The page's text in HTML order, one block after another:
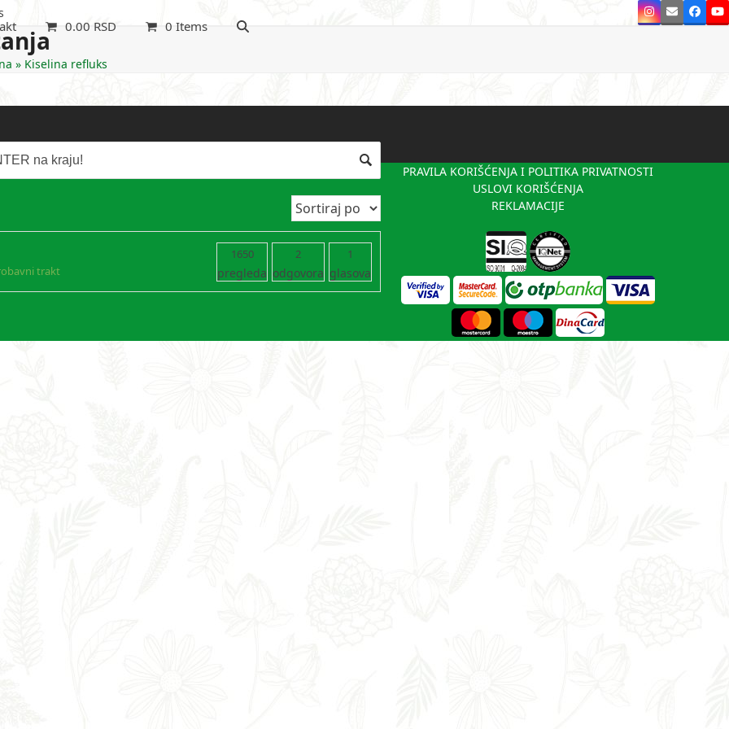
Instagram
Email
0.00 RSD 0 Items
» Kiselina refluks
trakt
1650
pregleda
2
odgovora
1
glasova
PRAVILA KORIŠĆENJA I POLITIKA PRIVATNOSTI
USLOVI KORIŠĆENJA
REKLAMACIJE